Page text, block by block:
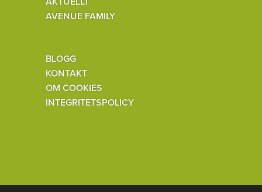
AVENUE FAMILY
BLOGG
KONTAKT
OM COOKIES
INTEGRITETSPOLICY